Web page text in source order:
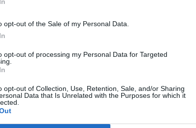
opt-out of the Sale of my Personal Data.
opt-out of processing my Personal Data for Targeted
opt-out of Collection, Use, Retention, Sale, and/or Sharing
Data that Is Unrelated with the Purposes for which it
il rigore calciato da Belotti. Il
0.
il penalty per irregolarità di Sepe.
sbaglia. Rigore trasformato, il Torino